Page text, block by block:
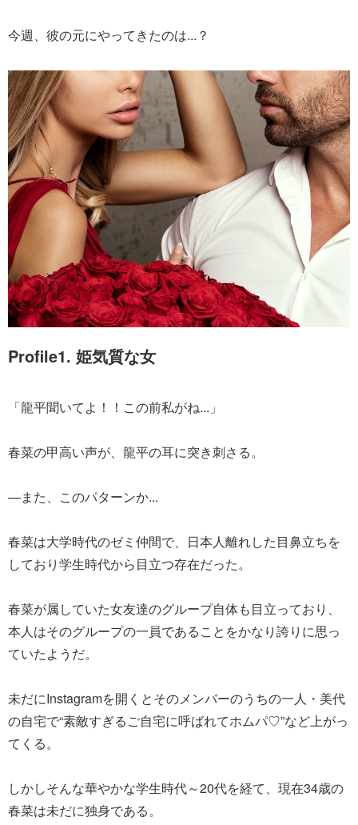
今週、彼の元にやってきたのは...？
Profile1. 姫気質な女
「龍平聞いてよ！！この前私がね...」
春菜の甲高い声が、龍平の耳に突き刺さる。
—また、このパターンか...
春菜は大学時代のゼミ仲間で、日本人離れした目鼻立ちを
しており学生時代から目立つ存在だった。
春菜が属していた女友達のグループ自体も目立っており、
本人はそのグループの一員であることをかなり誇りに思っ
ていたようだ。
未だにInstagramを開くとそのメンバーのうちの一人・美代
の自宅で“素敵すぎるご自宅に呼ばれてホムパ♡”など上がっ
てくる。
しかしそんな華やかな学生時代～20代を経て、現在34歳の
春菜は未だに独身である。